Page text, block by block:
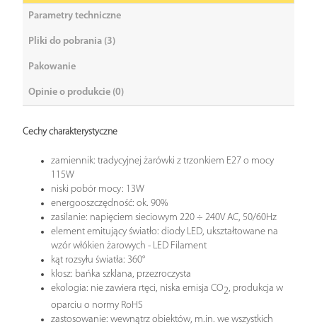
Parametry techniczne
Pliki do pobrania (3)
Pakowanie
Opinie o produkcie (0)
Cechy charakterystyczne
zamiennik: tradycyjnej żarówki z trzonkiem E27 o mocy
115W
niski pobór mocy: 13W
energooszczędność: ok. 90%
zasilanie: napięciem sieciowym 220 ÷ 240V AC, 50/60Hz
element emitujący światło: diody LED, ukształtowane na
wzór włókien żarowych - LED Filament
kąt rozsyłu światła: 360°
klosz: bańka szklana, przezroczysta
ekologia: nie zawiera rtęci, niska emisja CO2, produkcja w
oparciu o normy RoHS
zastosowanie: wewnątrz obiektów, m.in. we wszystkich